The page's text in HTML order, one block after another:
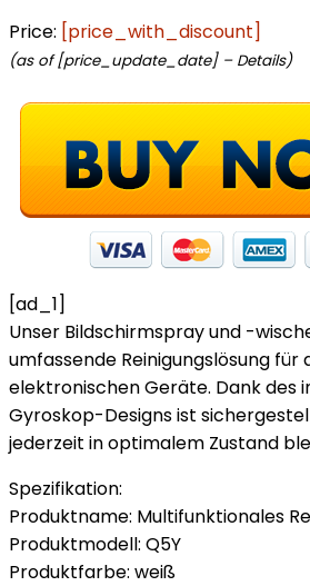
Price: [price_with_discount]
(as of [price_update_date] – Details)
[ad_1]
Unser Bildschirmspray und -
umfassende Reinigungslösung für
elektronischen Geräte. Dank des
Gyroskop-Designs ist
jederzeit in optimalem Zustand
Spezifikation:
Produktname: Multifunktionales
Produktmodell: Q5Y
Produktfarbe: weiß